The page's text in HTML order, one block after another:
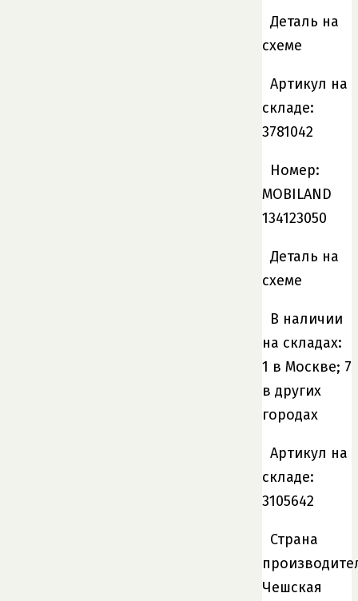
Деталь на
схеме
Артикул на
складе:
3781042
Номер:
MOBILAND
134123050
Деталь на
схеме
В наличии
на складах:
1 в Москве; 7
в других
городах
Артикул на
складе:
3105642
Страна
Чешская